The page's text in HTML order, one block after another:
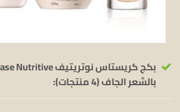
بالشعر الجاف (4 منتجات):